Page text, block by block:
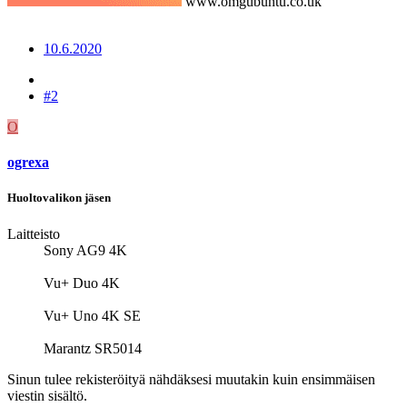
10.6.2020
#2
O
ogrexa
Huoltovalikon jäsen
Laitteisto
Sony AG9 4K
Vu+ Duo 4K
Vu+ Uno 4K SE
Marantz SR5014
Sinun tulee rekisteröityä nähdäksesi muutakin kuin ensimmäisen
viestin sisältö.